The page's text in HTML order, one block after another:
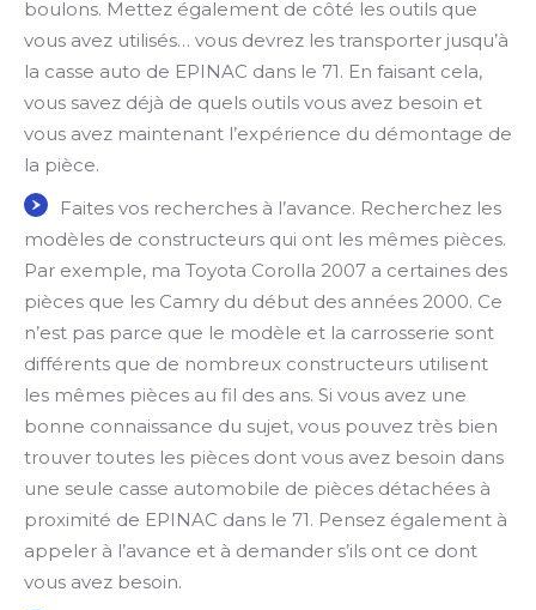
boulons. Mettez également de côté les outils que
vous avez utilisés… vous devrez les transporter jusqu’à
la casse auto de EPINAC dans le 71. En faisant cela,
vous savez déjà de quels outils vous avez besoin et
vous avez maintenant l’expérience du démontage de
la pièce.
Faites vos recherches à l’avance. Recherchez les
modèles de constructeurs qui ont les mêmes pièces.
Par exemple, ma Toyota Corolla 2007 a certaines des
pièces que les Camry du début des années 2000. Ce
n’est pas parce que le modèle et la carrosserie sont
différents que de nombreux constructeurs utilisent
les mêmes pièces au fil des ans. Si vous avez une
bonne connaissance du sujet, vous pouvez très bien
trouver toutes les pièces dont vous avez besoin dans
une seule casse automobile de pièces détachées à
proximité de EPINAC dans le 71. Pensez également à
appeler à l’avance et à demander s’ils ont ce dont
vous avez besoin.